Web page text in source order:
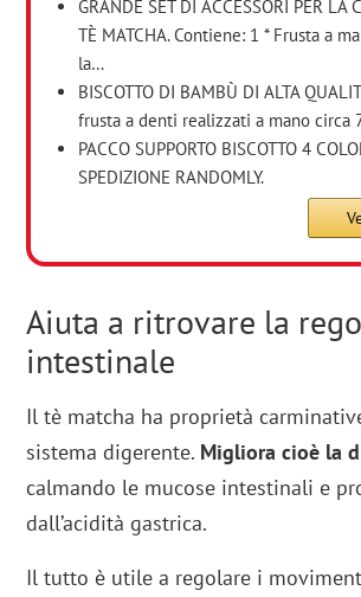
GRANDE SET DI ACCESSORI PER LA
TÈ MATCHA. Contiene: 1 * Frusta a
la…
BISCOTTO DI BAMBÙ DI ALTA
frusta a denti realizzati a mano
PACCO SUPPORTO BISCOTTO 4
SPEDIZIONE RANDOMLY.
Aiuta a ritrovare la
intestinale
Il tè matcha ha proprietà
sistema digerente. Migliora cioè la
calmando le mucose intestinali e
dall’acidità gastrica.
Il tutto è utile a regolare i